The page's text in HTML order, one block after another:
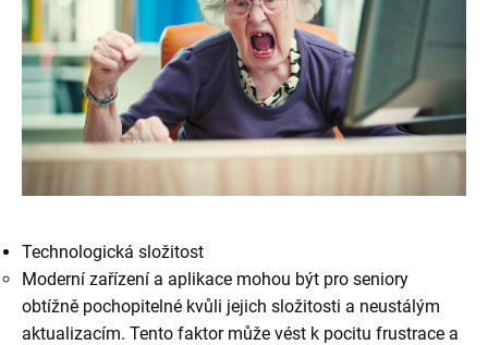
Technologická složitost
Moderní zařízení a aplikace mohou být pro seniory
obtížně pochopitelné kvůli jejich složitosti a neustálým
aktualizacím. Tento faktor může vést k pocitu frustrace a